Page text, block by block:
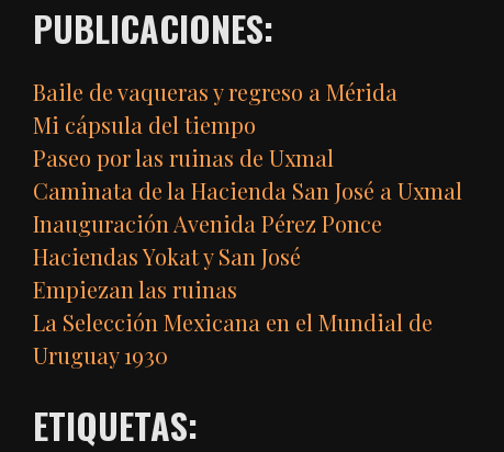
PUBLICACIONES:
Baile de vaqueras y regreso a Mérida
Mi cápsula del tiempo
Paseo por las ruinas de Uxmal
Caminata de la Hacienda San José a Uxmal
Inauguración Avenida Pérez Ponce
Haciendas Yokat y San José
Empiezan las ruinas
La Selección Mexicana en el Mundial de
Uruguay 1930
ETIQUETAS: